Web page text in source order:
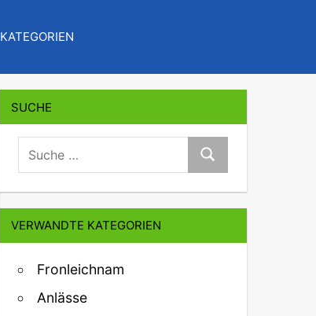
KATEGORIEN
SUCHE
suche:
Suche
VERWANDTE KATEGORIEN
Fronleichnam
Anlässe